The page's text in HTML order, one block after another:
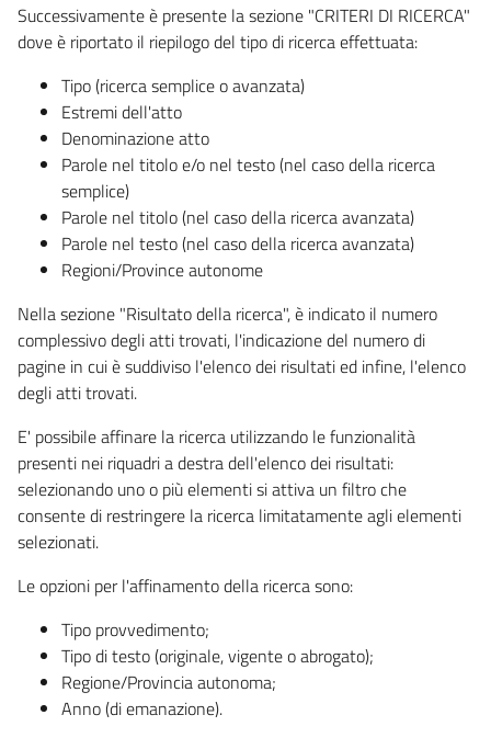
Successivamente è presente la sezione "CRITERI DI RICERCA"
dove è riportato il riepilogo del tipo di ricerca effettuata:
Tipo (ricerca semplice o avanzata)
Estremi dell'atto
Denominazione atto
Parole nel titolo e/o nel testo (nel caso della ricerca
semplice)
Parole nel titolo (nel caso della ricerca avanzata)
Parole nel testo (nel caso della ricerca avanzata)
Regioni/Province autonome
Nella sezione "Risultato della ricerca", è indicato il numero
complessivo degli atti trovati, l'indicazione del numero di
pagine in cui è suddiviso l'elenco dei risultati ed infine, l'elenco
degli atti trovati.
E' possibile affinare la ricerca utilizzando le funzionalità
presenti nei riquadri a destra dell'elenco dei risultati:
selezionando uno o più elementi si attiva un filtro che
consente di restringere la ricerca limitatamente agli elementi
selezionati.
Le opzioni per l'affinamento della ricerca sono:
Tipo provvedimento;
Tipo di testo (originale, vigente o abrogato);
Regione/Provincia autonoma;
Anno (di emanazione).